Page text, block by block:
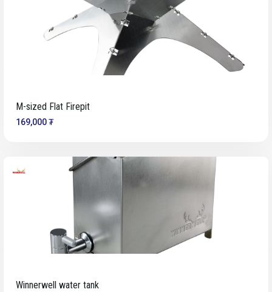
M-sized Flat Firepit
169,000 ₮
Winnerwell water tank